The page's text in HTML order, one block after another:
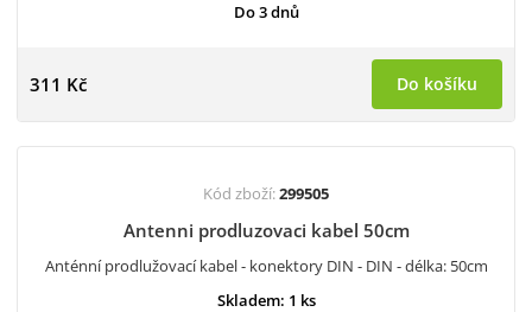
Do 3 dnů
311 Kč Do košíku
Kód zboží:299505
Antenni prodluzovaci kabel 50cm
Anténní prodlužovací kabel - konektory DIN - DIN - délka: 50cm
Skladem: 1 ks